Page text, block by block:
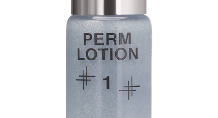
оригинальных аппаратов Dragon
Bella ( Тайвань)
Иглы и колпачки GiantSun
My M мезо и BB Glow модули